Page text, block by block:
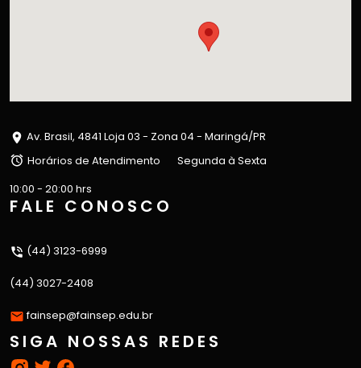
Av. Brasil, 4841 Loja 03 - Zona 04 - Maringá/PR
Horários de Atendimento
Segunda à Sexta
10:00 - 20:00 hrs
FALE CONOSCO
(44) 3123-6999
(44) 3027-2408
fainsep@fainsep.edu.br
SIGA NOSSAS REDES